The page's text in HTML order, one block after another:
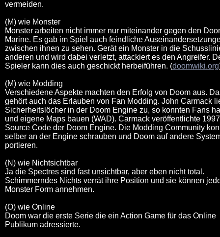
vermeiden.
(M) wie Monster
Monster arbeiten nicht immer nur miteinander gegen den
Marine. Es gab im Spiel auch feindliche
zwischen ihnen zu sehen. Gerät ein Monster in die
anderen und wird dabei verletzt, attackiert es den Angreifer.
Spieler kann dies auch geschickt herbeiführen. (doomwiki.org
(M) wie Modding
Verschiedene Aspekte machten den Erfolg von Doom aus.
gehört auch das Erlauben von Fan Modding. John Carmack
Sicherheitslöcher in der Doom Engine zu, so konnten Fans
und eigene Maps bauen (WAD). Carmack veröffentlichte
Source Code der Doom Engine. Die Modding Community
selber an der Engine schrauben und Doom auf andere
portieren.
(N) wie Nichtsichtbar
Ja die Spectres sind fast unsichtbar, aber eben nicht total.
Schimmerndes Nichts verrät ihre Position und sie können
Monster Form annehmen.
(O) wie Online
Doom war die erste Serie die ein Action Game für das Online
Publikum adressierte.